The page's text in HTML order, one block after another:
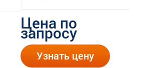
Цена по
запросу
Узнать цену